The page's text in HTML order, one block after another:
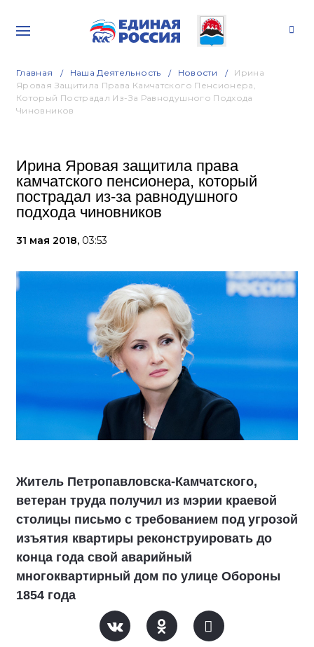
Главная Наша Деятельность Новости
Ирина
Яровая Защитила Права Камчатского Пенсионера,
Который Пострадал Из-За Равнодушного Подхода
Чиновников
Ирина Яровая защитила права
камчатского пенсионера, который
пострадал из-за равнодушного
подхода чиновников
31 мая 2018, 03:53
Житель Петропавловска-Камчатского,
ветеран труда получил из мэрии краевой
столицы письмо с требованием под угрозой
изъятия квартиры реконструировать до
конца года свой аварийный
многоквартирный дом по улице Обороны
1854 года